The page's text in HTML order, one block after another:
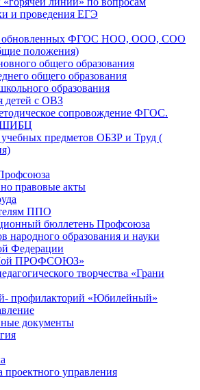
и проведения ЕГЭ
обновленных ФГОС НОО, ООО, СОО
положения)
общего образования
общего образования
образования
с ОВЗ
сопровождение ФГОС.
ШИБЦ
предметов ОБЗР и Труд (
правовые акты
ППО
бюллетень Профсоюза
народного образования и науки
Федерации
ПРОФСОЮЗ»
творчества «Грани
профилакторий «Юбилейный»
документы
проектного управления